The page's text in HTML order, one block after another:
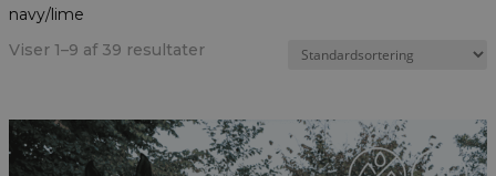
navy/lime
Viser 1–9 af 39 resultater